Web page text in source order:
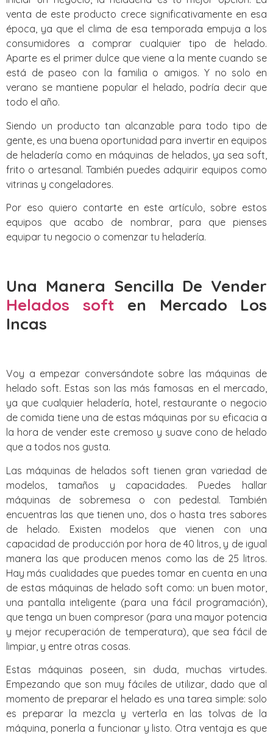
venta de este producto crece significativamente en esa
época, ya que el clima de esa temporada empuja a los
consumidores a comprar cualquier tipo de helado.
Aparte es el primer dulce que viene a la mente cuando se
está de paseo con la familia o amigos. Y no solo en
verano se mantiene popular el helado, podría decir que
todo el año.
Siendo un producto tan alcanzable para todo tipo de
gente, es una buena oportunidad para invertir en equipos
de heladería como en máquinas de helados, ya sea soft,
frito o artesanal. También puedes adquirir equipos como
vitrinas y congeladores.
Por eso quiero contarte en este artículo, sobre estos
equipos que acabo de nombrar, para que pienses
equipar tu negocio o comenzar tu heladería.
Una Manera Sencilla De Vender
Helados soft en Mercado Los
Incas
Voy a empezar conversándote sobre las máquinas de
helado soft. Estas son las más famosas en el mercado,
ya que cualquier heladería, hotel, restaurante o negocio
de comida tiene una de estas máquinas por su eficacia a
la hora de vender este cremoso y suave cono de helado
que a todos nos gusta.
Las máquinas de helados soft tienen gran variedad de
modelos, tamaños y capacidades. Puedes hallar
máquinas de sobremesa o con pedestal. También
encuentras las que tienen uno, dos o hasta tres sabores
de helado. Existen modelos que vienen con una
capacidad de producción por hora de 40 litros, y de igual
manera las que producen menos como las de 25 litros.
Hay más cualidades que puedes tomar en cuenta en una
de estas máquinas de helado soft como: un buen motor,
una pantalla inteligente (para una fácil programación),
que tenga un buen compresor (para una mayor potencia
y mejor recuperación de temperatura), que sea fácil de
limpiar, y entre otras cosas.
Estas máquinas poseen, sin duda, muchas virtudes.
Empezando que son muy fáciles de utilizar, dado que al
momento de preparar el helado es una tarea simple: solo
es preparar la mezcla y verterla en las tolvas de la
máquina, ponerla a funcionar y listo. Otra ventaja es que